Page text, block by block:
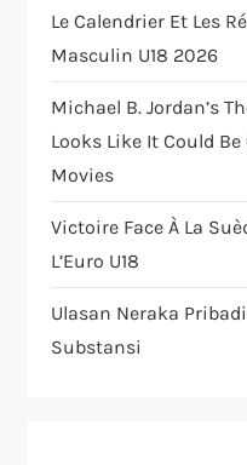
i
o
n
Le Calendrier Et Les
Masculin U18 2026
Michael B. Jordan’s
Looks Like It Could Be
Movies
Victoire Face À La
L’Euro U18
Ulasan Neraka
Substansi